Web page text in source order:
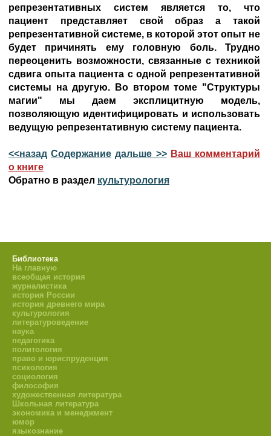
репрезентативных систем является то, что
пациент представляет свой образ а такой
репрезентативной системе, в которой этот опыт не
будет причинять ему головную боль. Трудно
переоценить возможности, связанные с техникой
сдвига опыта пациента с одной репрезентативной
системы на другую. Во втором томе "Структуры
магии" мы даем эксплицитную модель,
позволяющую идентифицировать и использовать
ведущую репрезентативную систему пациента.
<<назад Содержание дальше >> Ваш комментарий
о книге
Обратно в раздел культурология
Библиотека
На главную
всеобщая история
журналистика
история России
история древнего мира
культурология
литературоведение
наука
педагогика
политология
право и юриспруденция
психология
социология
философия
художественная литература
Школьная литература
экономика и менеджмент
юмор
языкознание